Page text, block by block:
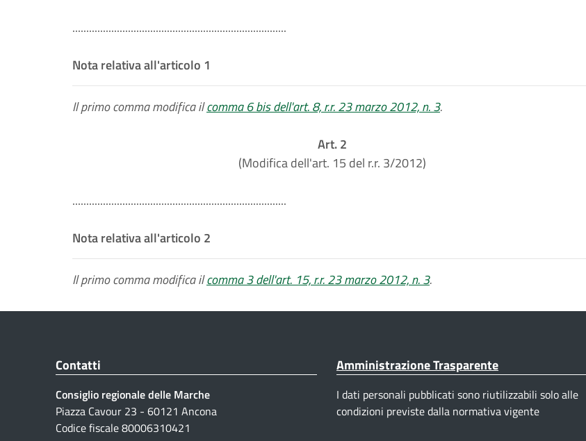
.............................................................................
Nota relativa all'articolo 1
Il primo comma modifica ilcomma 6 bis dell'art. 8, r.r. 23 marzo 2012, n. 3.
Art. 2
(Modifica dell'art. 15 del r.r. 3/2012)
.............................................................................
Nota relativa all'articolo 2
Il primo comma modifica ilcomma 3 dell'art. 15, r.r. 23 marzo 2012, n. 3.
Contatti
Consiglio regionale delle Marche
Piazza Cavour 23 - 60121 Ancona
Codice fiscale 80006310421
Amministrazione Trasparente
I dati personali pubblicati sono riutilizzabili solo alle
condizioni previste dalla normativa vigente